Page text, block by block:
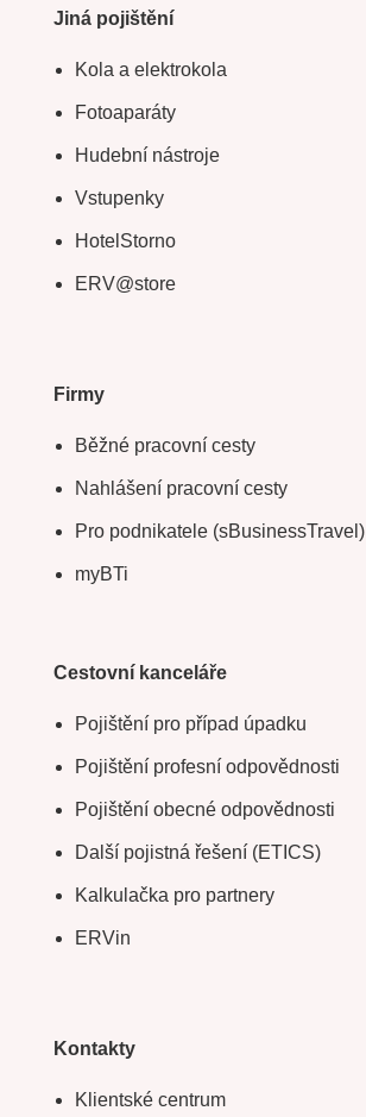
Jiná pojištění
Kola a elektrokola
Fotoaparáty
Hudební nástroje
Vstupenky
HotelStorno
ERV@store
Firmy
Běžné pracovní cesty
Nahlášení pracovní cesty
Pro podnikatele (sBusinessTravel)
myBTi
Cestovní kanceláře
Pojištění pro případ úpadku
Pojištění profesní odpovědnosti
Pojištění obecné odpovědnosti
Další pojistná řešení (ETICS)
Kalkulačka pro partnery
ERVin
Kontakty
Klientské centrum